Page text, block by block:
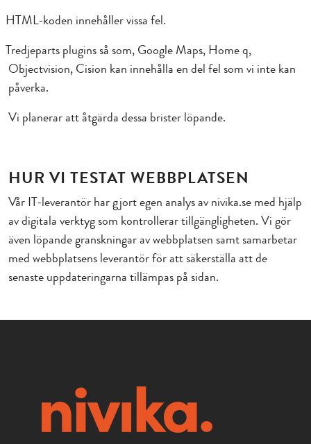
HTML-koden innehåller vissa fel.
Tredjeparts plugins så som, Google Maps, Home q,
Objectvision, Cision kan innehålla en del fel som vi inte kan
påverka.
Vi planerar att åtgärda dessa brister löpande.
HUR VI TESTAT WEBBPLATSEN
Vår IT-leverantör har gjort egen analys av nivika.se med hjälp
av digitala verktyg som kontrollerar tillgängligheten. Vi gör
även löpande granskningar av webbplatsen samt samarbetar
med webbplatsens leverantör för att säkerställa att de
senaste uppdateringarna tillämpas på sidan.